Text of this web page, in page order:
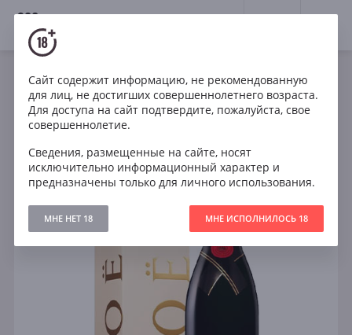
18+
Игристое
Франция
Moet & Chandon Brut Imperial in gift box
Сайт содержит информацию, не рекомендованную
для лиц, не достигших совершеннолетнего возраста.
Для доступа на сайт подтвердите, пожалуйста, свое
совершеннолетие.
Сведения, размещенные на сайте, носят
исключительно информационный характер и
предназначены только для личного использования.
МНЕ НЕТ 18 МНЕ ИСПОЛНИЛОСЬ 18